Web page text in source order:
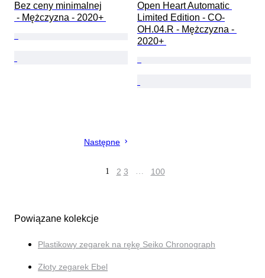
Bez ceny minimalnej
- Mężczyzna - 2020+
Open Heart Automatic
Limited Edition - CO-
OH.04.R - Mężczyzna -
2020+
Następne
1 2 3 … 100
Powiązane kolekcje
Plastikowy zegarek na rękę Seiko Chronograph
Złoty zegarek Ebel